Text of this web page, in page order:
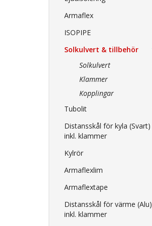
Armaflex
ISOPIPE
Solkulvert & tillbehör
Solkulvert
Klammer
Kopplingar
Tubolit
Distansskål för kyla (Svart)
inkl. klammer
Kylrör
Armaflexlim
Armaflextape
Distansskål för värme (Alu)
inkl. klammer